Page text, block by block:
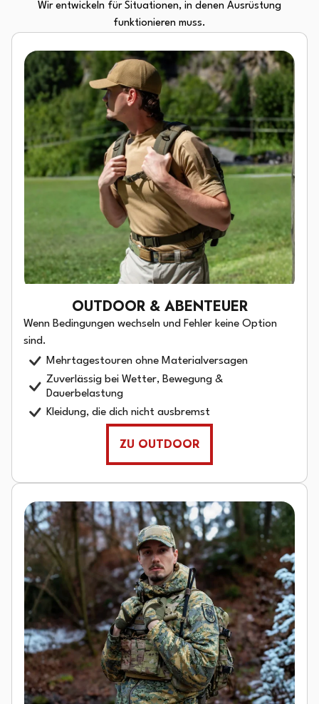
Wir entwickeln für Situationen, in denen Ausrüstung
funktionieren muss.
OUTDOOR & ABENTEUER
Wenn Bedingungen wechseln und Fehler keine Option
sind.
Mehrtagestouren ohne Materialversagen
Zuverlässig bei Wetter, Bewegung &
Dauerbelastung
Kleidung, die dich nicht ausbremst
ZU OUTDOOR